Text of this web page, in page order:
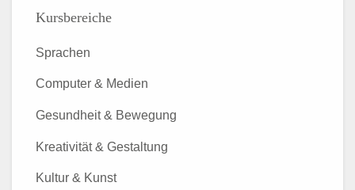
Kursbereiche
Sprachen
Computer & Medien
Gesundheit & Bewegung
Kreativität & Gestaltung
Kultur & Kunst